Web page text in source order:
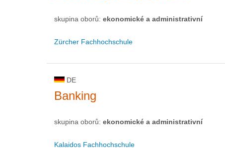
skupina oborů: ekonomické a administrativní
Zürcher Fachhochschule
DE
Banking
skupina oborů: ekonomické a administrativní
Kalaidos Fachhochschule